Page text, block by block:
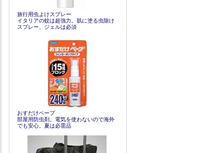
旅行用虫よけスプレー
イタリアの蚊は超強力。肌に塗る虫除け
スプレー、ジェルは必須
おすだけベープ
部屋用防虫剤。電気を使わないので海外
でも安心。夏は必需品